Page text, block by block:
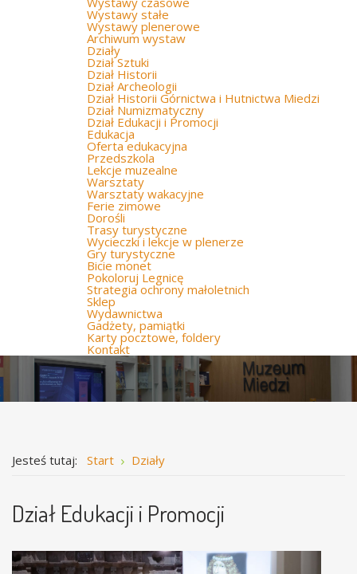
Wystawy stałe
Wystawy plenerowe
Archiwum wystaw
Działy
Dział Sztuki
Dział Historii
Dział Archeologii
Dział Historii Górnictwa i Hutnictwa Miedzi
Dział Numizmatyczny
Dział Edukacji i Promocji
Edukacja
Oferta edukacyjna
Przedszkola
Lekcje muzealne
Warsztaty
Warsztaty wakacyjne
Ferie zimowe
Dorośli
Trasy turystyczne
Wycieczki i lekcje w plenerze
Gry turystyczne
Bicie monet
Pokoloruj Legnicę
Strategia ochrony małoletnich
Sklep
Wydawnictwa
Gadżety, pamiątki
Karty pocztowe, foldery
Kontakt
Jesteś tutaj: Start Działy
Dział Edukacji i Promocji